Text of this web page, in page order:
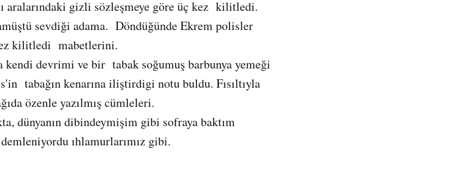
aralarındaki gizli sözleşmeye göre üç kez kilitledi.
sevdiği adama. Döndüğünde Ekrem polisler
kilitledi mabetlerini.
kendi devrimi ve bir tabak soğumuş barbunya yemeği
tabağın kenarına iliştirdigi notu buldu. Fısıltıyla
özenle yazılmış cümleleri.
dünyanın dibindeymişim gibi sofraya baktım
ıhlamurlarımız gibi.